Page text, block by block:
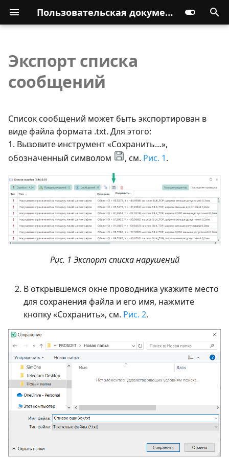
Пользовательская документация
Экспорт списка
сообщений
Список сообщений может быть экспортирован в
виде файла формата .txt. Для этого:
1. Вызовите инструмент «Сохранить…»,
обозначенный символом
, см. Рис. 1.
Рис. 1 Экспорт списка нарушений
В открывшемся окне проводника укажите место
для сохранения файла и его имя, нажмите
кнопку «Сохранить», см. Рис. 2.